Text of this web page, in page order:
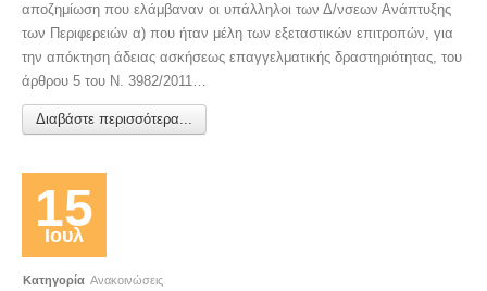
αποζημίωση που ελάμβαναν οι υπάλληλοι των Δ/νσεων Ανάπτυξης
των Περιφερειών α) που ήταν μέλη των εξεταστικών επιτροπών, για
την απόκτηση άδειας ασκήσεως επαγγελματικής δραστηριότητας, του
άρθρου 5 του Ν. 3982/2011…
Διαβάστε περισσότερα...
15
Ιουλ
Κατηγορία Ανακοινώσεις